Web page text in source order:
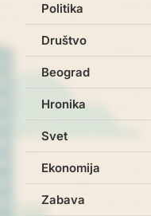
Politika
Društvo
Beograd
Hronika
Svet
Ekonomija
Zabava